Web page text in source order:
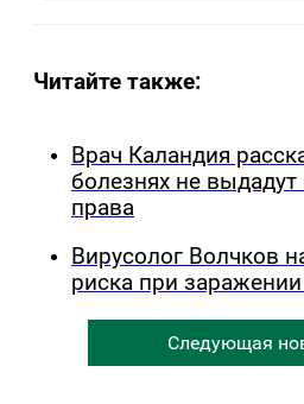
Читайте также:
Врач Каландия
болезнях не выдадут
права
Вирусолог Волчков
риска при
Следующая